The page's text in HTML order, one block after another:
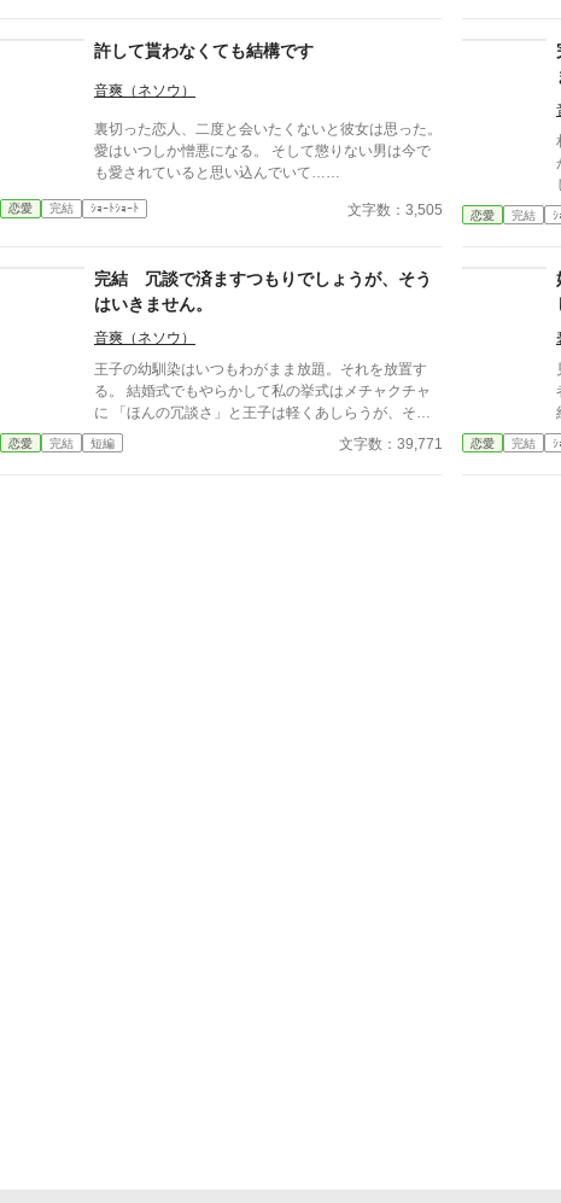
いじゃない！！」 無理よ。 だって私、大公様の妻に
なるんだもの。 大忙しよ。
許して貰わなくても結構です
音爽（ネソウ）
裏切った恋人、二度と会いたくないと彼女は思った。
愛はいつしか憎悪になる。 そして懲りない男は今で
も愛されていると思い込んでいて……
恋愛 完結 ｼｮｰﾄｼｮｰﾄ 文字数：3,505 恋愛 完結 ｼ
完結 冗談で済ますつもりでしょうが、そう
はいきません。
音爽（ネソウ）
王子の幼馴染はいつもわがまま放題。それを放置す
る。 結婚式でもやらかして私の挙式はメチャクチャ
に 「ほんの冗談さ」と王子は軽くあしらうが、そこ
に一人の男性が現れて……
恋愛 完結 短編 文字数：39,771 恋愛 完結 ｼ